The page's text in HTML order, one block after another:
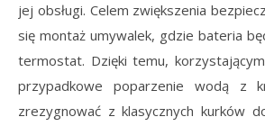
jej obsługi. Celem zwiększenia
się montaż umywalek, gdzie bateria
termostat. Dzięki temu,
przypadkowe poparzenie wodą z
zrezygnować z klasycznych kurków